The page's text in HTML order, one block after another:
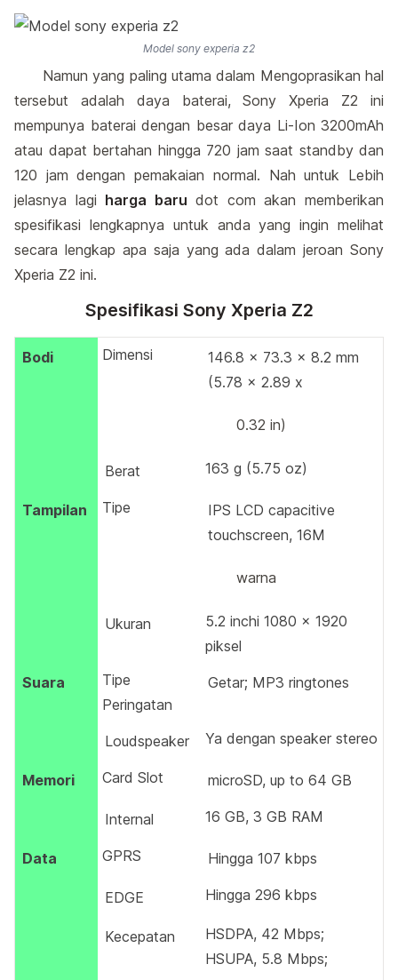
Model sony experia z2
Namun yang paling utama dalam Mengoprasikan hal
tersebut adalah daya baterai, Sony Xperia Z2 ini
mempunya baterai dengan besar daya Li-Ion 3200mAh
atau dapat bertahan hingga 720 jam saat standby dan
120 jam dengan pemakaian normal. Nah untuk Lebih
jelasnya lagi harga baru dot com akan memberikan
spesifikasi lengkapnya untuk anda yang ingin melihat
secara lengkap apa saja yang ada dalam jeroan Sony
Xperia Z2 ini.
Spesifikasi Sony Xperia Z2
Bodi Dimensi
146.8 x 73.3 x 8.2 mm
(5.78 x 2.89 x
0.32 in)
Berat 163 g (5.75 oz)
Tampilan Tipe
IPS LCD capacitive
touchscreen, 16M
warna
Ukuran
5.2 inchi 1080 x 1920
piksel
Suara
Tipe
Peringatan
Getar; MP3 ringtones
Loudspeaker Ya dengan speaker stereo
Memori Card Slot microSD, up to 64 GB
Internal 16 GB, 3 GB RAM
Data GPRS Hingga 107 kbps
EDGE Hingga 296 kbps
Kecepatan
HSDPA, 42 Mbps;
HSUPA, 5.8 Mbps;